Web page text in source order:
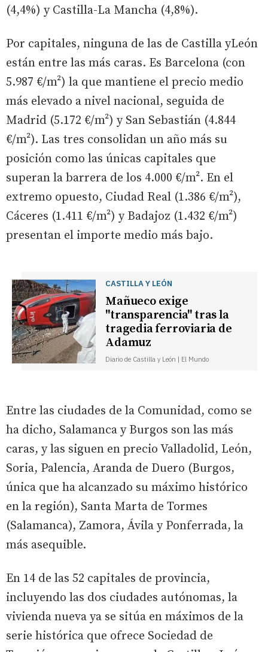
(4,4%) y Castilla-La Mancha (4,8%).
Por capitales, ninguna de las de Castilla yLeón
están entre las más caras. Es Barcelona (con
5.987 €/m²) la que mantiene el precio medio
más elevado a nivel nacional, seguida de
Madrid (5.172 €/m²) y San Sebastián (4.844
€/m²). Las tres consolidan un año más su
posición como las únicas capitales que
superan la barrera de los 4.000 €/m². En el
extremo opuesto, Ciudad Real (1.386 €/m²),
Cáceres (1.411 €/m²) y Badajoz (1.432 €/m²)
presentan el importe medio más bajo.
CASTILLA Y LEÓN
Mañueco exige
"transparencia" tras la
tragedia ferroviaria de
Adamuz
Diario de Castilla y León | El Mundo
Entre las ciudades de la Comunidad, como se
ha dicho, Salamanca y Burgos son las más
caras, y las siguen en precio Valladolid, León,
Soria, Palencia, Aranda de Duero (Burgos,
única que ha alcanzado su máximo histórico
en la región), Santa Marta de Tormes
(Salamanca), Zamora, Ávila y Ponferrada, la
más asequible.
En 14 de las 52 capitales de provincia,
incluyendo las dos ciudades autónomas, la
vivienda nueva ya se sitúa en máximos de la
serie histórica que ofrece Sociedad de